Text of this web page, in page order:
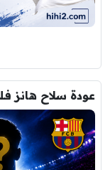
عودة سلاح هانز